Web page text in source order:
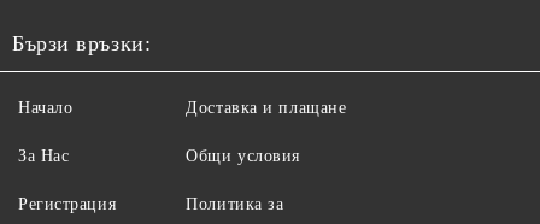
Бързи връзки:
Начало
За Нас
Регистрация
Доставка и плащане
Общи условия
Политика за